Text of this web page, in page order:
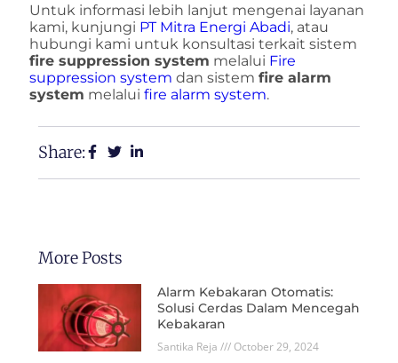
Untuk informasi lebih lanjut mengenai layanan
kami, kunjungi PT Mitra Energi Abadi, atau
hubungi kami untuk konsultasi terkait sistem
fire suppression system melalui Fire
suppression system dan sistem fire alarm
system melalui fire alarm system.
Share:
More Posts
Alarm Kebakaran Otomatis:
Solusi Cerdas Dalam Mencegah
Kebakaran
Santika Reja October 29, 2024